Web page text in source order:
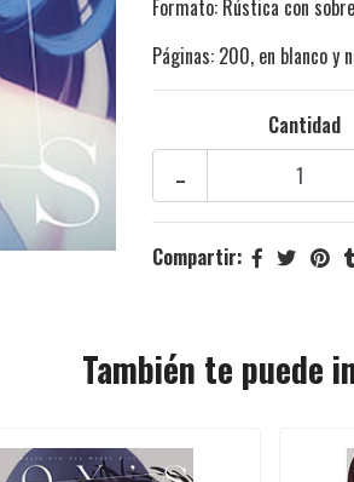
Formato: Rústica con
Páginas: 200, en blanco y
Cantidad
-
Compartir:
También te puede